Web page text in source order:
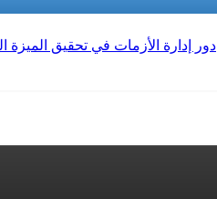
دور إدارة الأزمات في تحقيق الميزة